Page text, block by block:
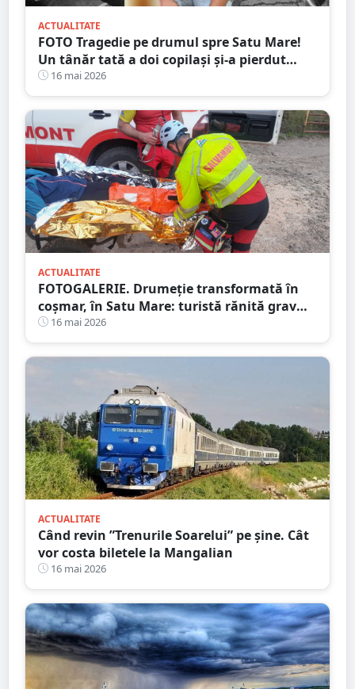
ACTUALITATE
FOTO Tragedie pe drumul spre Satu Mare!
Un tânăr tată a doi copilași și-a pierdut
viața într-un accident cumplit
16 mai 2026
ACTUALITATE
FOTOGALERIE. Drumeție transformată în
coșmar, în Satu Mare: turistă rănită grav
după ce a alergat pe un traseu acoperit cu
frunze
16 mai 2026
ACTUALITATE
Când revin ”Trenurile Soarelui” pe şine. Cât
vor costa biletele la Mangalian
16 mai 2026